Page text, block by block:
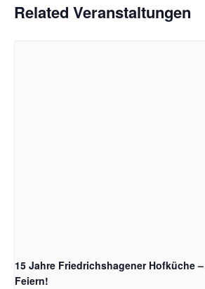
Related Veranstaltungen
15 Jahre Friedrichshagener Hofküche
Feiern!